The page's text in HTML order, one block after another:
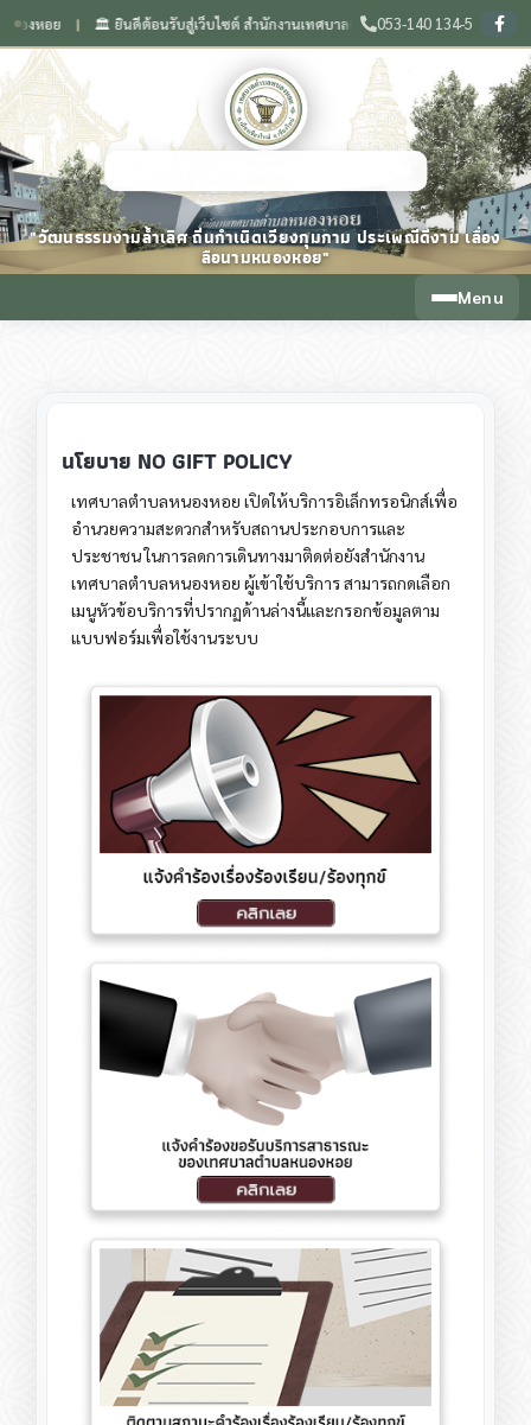
❙ 🏛️ ยินดีต้อนรับสู่เว็บไซต์ สำนักงานเทศบาลตำบลหนองหอย จังหวัดเชียงใหม่ ❙
053-140 134-5
"วัฒนธรรมงามล้ำเลิศ ถิ่นกำเนิดเวียงกุมกาม ประเพณีดีงาม เลื่อง
ลือนามหนองหอย"
Menu
นโยบาย NO GIFT POLICY
เทศบาลตำบลหนองหอย เปิดให้บริการอิเล็กทรอนิกส์เพื่อ
อำนวยความสะดวกสำหรับสถานประกอบการและ
ประชาชน ในการลดการเดินทางมาติดต่อยังสำนักงาน
เทศบาลตำบลหนองหอย ผู้เข้าใช้บริการ สามารถกดเลือก
เมนูหัวข้อบริการที่ปรากฏด้านล่างนี้และกรอกข้อมูลตาม
แบบฟอร์มเพื่อใช้งานระบบ